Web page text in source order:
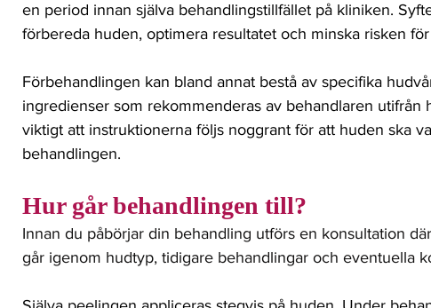
en period innan själva behandlingstillfället på kliniken.
förbereda huden, optimera resultatet och minska risken
Förbehandlingen kan bland annat bestå av specifika
ingredienser som rekommenderas av behandlaren utifrån
viktigt att instruktionerna följs noggrant för att huden ska
behandlingen.
Hur går behandlingen till?
Innan du påbörjar din behandling utförs en konsultation
går igenom hudtyp, tidigare behandlingar och eventuella